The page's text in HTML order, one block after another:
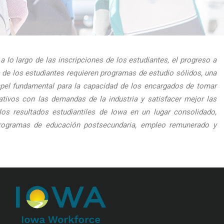
lo largo de las inscripciones de los estudiantes, el progreso a
los estudiantes requieren programas de estudio sólidos, una
fundamental para la capacidad de los encargados de tomar
con las demandas de la industria y satisfacer mejor las
resultados estudiantiles de Iowa en un lugar consolidado,
de educación postsecundaria, empleo remunerado y